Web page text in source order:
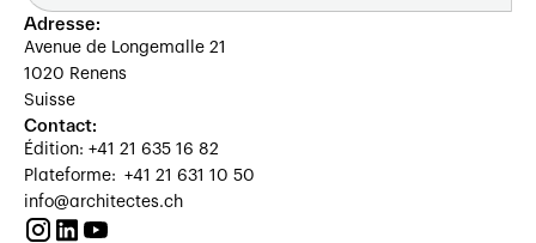
Adresse:
Avenue de Longemalle 21
1020 Renens
Suisse
Contact:
Édition: +41 21 635 16 82
Plateforme: +41 21 631 10 50
info@architectes.ch